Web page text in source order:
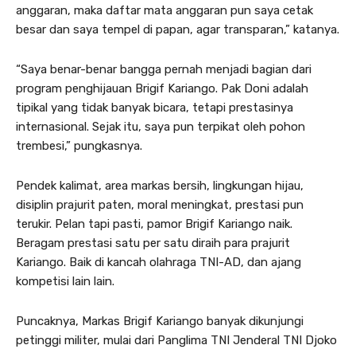
anggaran, maka daftar mata anggaran pun saya cetak
besar dan saya tempel di papan, agar transparan,” katanya.
“Saya benar-benar bangga pernah menjadi bagian dari
program penghijauan Brigif Kariango. Pak Doni adalah
tipikal yang tidak banyak bicara, tetapi prestasinya
internasional. Sejak itu, saya pun terpikat oleh pohon
trembesi,” pungkasnya.
Pendek kalimat, area markas bersih, lingkungan hijau,
disiplin prajurit paten, moral meningkat, prestasi pun
terukir. Pelan tapi pasti, pamor Brigif Kariango naik.
Beragam prestasi satu per satu diraih para prajurit
Kariango. Baik di kancah olahraga TNI-AD, dan ajang
kompetisi lain lain.
Puncaknya, Markas Brigif Kariango banyak dikunjungi
petinggi militer, mulai dari Panglima TNI Jenderal TNI Djoko